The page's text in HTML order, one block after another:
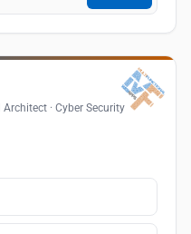
· Cyber Security